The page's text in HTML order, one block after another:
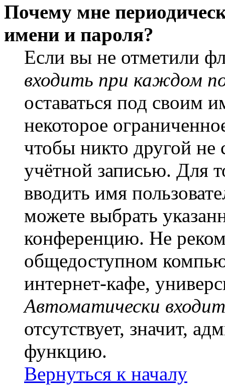
Почему мне
имени и пароля?
Если вы не отметили
входить при каждом
оставаться под своим
некоторое
чтобы никто другой не
учётной записью. Для
вводить имя
можете выбрать
конференцию. Не
общедоступном
интернет-кафе,
Автоматически
отсутствует, значит,
функцию.
Вернуться к началу